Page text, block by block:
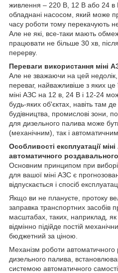
живлення – 220 В, 12 В або 24 в
обладнані насосом, який може
часу роботи тому перекачують
Але не які, все-таки мають
працювати не більше 30 хв,
перерву.
Переваги використання міні
Але не зважаючи на цей
переваг, найважливіше з яких це
міні АЗС на 12 в, 24 В і 12-24
будь-яких об'єктах, навіть там
будівництва, промислові зони,
для дизельного палива може
(механічним), так і
Особливості експлуатації
автоматичного
Основним принципом при виборі
для вашої міні АЗС є
відпускається і спосіб
Якщо ви не плануєте, протоку
заправка транспортних засобів
масштабах, таких, наприклад,
відмінно підійде постій
бюджетний за ціною.
Механізм роботи автоматичного
дизельного палива,
системою автоматичного